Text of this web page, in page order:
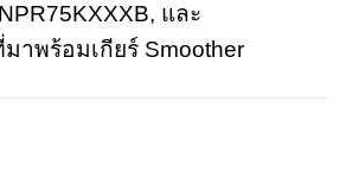
และ
าพร้อมเกียร์ Smoother